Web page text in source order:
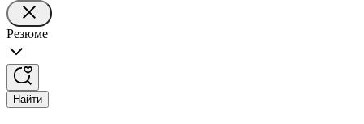
Резюме
Найти